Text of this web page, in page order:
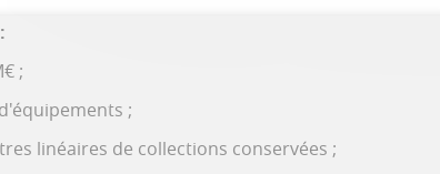
;
d'équipements ;
linéaires de collections conservées ;